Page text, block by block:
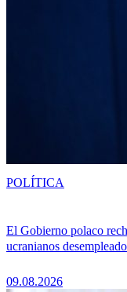
El Gobierno polaco
ucranianos
09.08.2026
POLÍTICA